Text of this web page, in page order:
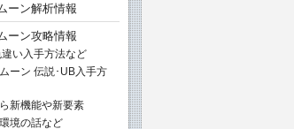
ーン解析情報
ーン攻略情報
い入手方法など
ーン 伝説･UB入手方
新機能や新要素
境の話など